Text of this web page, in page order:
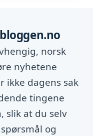
norsk
nyhetene
ikke dagens sak
tingene
slik at du selv
og